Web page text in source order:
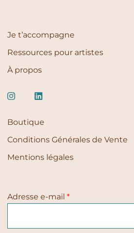
Je t’accompagne
Ressources pour artistes
À propos
Boutique
Conditions Générales de Vente
Mentions légales
Adresse e-mail *